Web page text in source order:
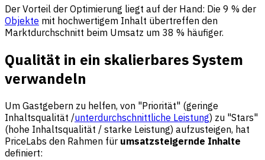
Der Vorteil der Optimierung liegt auf der Hand: Die 9 % der
Objekte mit hochwertigem Inhalt übertreffen den
Marktdurchschnitt beim Umsatz um 38 % häufiger.
Qualität in ein skalierbares System
verwandeln
Um Gastgebern zu helfen, von "Priorität" (geringe
Inhaltsqualität /unterdurchschnittliche Leistung) zu "Stars"
(hohe Inhaltsqualität / starke Leistung) aufzusteigen, hat
PriceLabs den Rahmen für umsatzsteigernde Inhalte
definiert: